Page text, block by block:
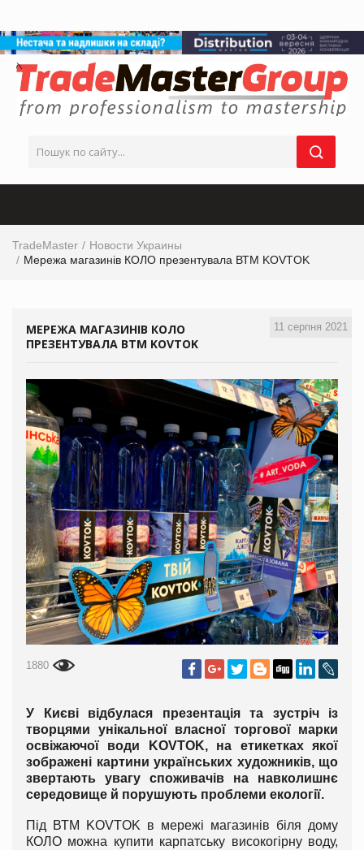
TradeMaster
Новости Украины
Мережа магазинів КОЛО презентувала ВТМ KOVTOK
11 серпня 2021
МЕРЕЖА МАГАЗИНІВ КОЛО
ПРЕЗЕНТУВАЛА ВТМ KOVTOK
1880
У Києві відбулася презентація та зустріч із
творцями унікальної власної торгової марки
освіжаючої води KOVTOK, на етикетках якої
зображені картини українських художників, що
звертають увагу споживачів на навколишнє
середовище й порушують проблеми екології.
Під ВТМ KOVTOK в мережі магазинів біля дому
КОЛО можна купити карпатську високогірну воду,